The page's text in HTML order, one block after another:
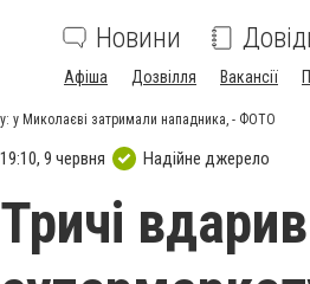
Новини
Афіша Дозвілля Вакансії
у Миколаєві затримали нападника, - ФОТО
19:10, 9 червня Надійне джерело
Тричі